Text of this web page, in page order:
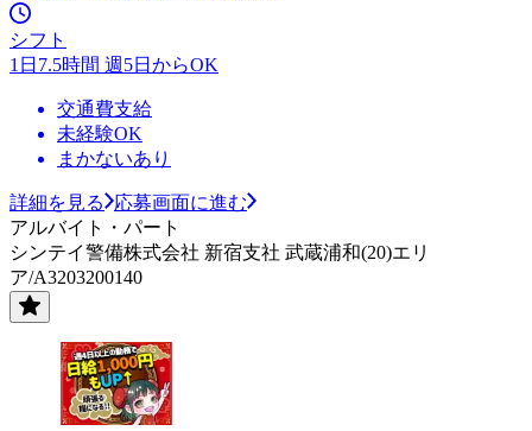
シフト
1日7.5時間 週5日からOK
交通費支給
未経験OK
まかないあり
詳細を見る
応募画面に進む
アルバイト・パート
シンテイ警備株式会社 新宿支社 武蔵浦和(20)エリ
ア/A3203200140